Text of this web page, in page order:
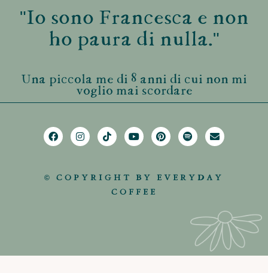
"Io sono Francesca e non
ho paura di nulla."
Una piccola me di 8 anni di cui non mi
voglio mai scordare
© COPYRIGHT BY EVERYDAY
COFFEE